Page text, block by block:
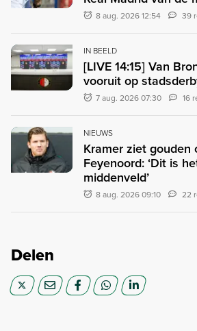
8 aug. 2026 12:54 39
IN BEELD
[LIVE 14:15] Van
vooruit op
7 aug. 2026 07:30 16
NIEUWS
Kramer ziet gouden
Feyenoord: ‘Dit is
middenveld’
8 aug. 2026 09:10 22
Delen